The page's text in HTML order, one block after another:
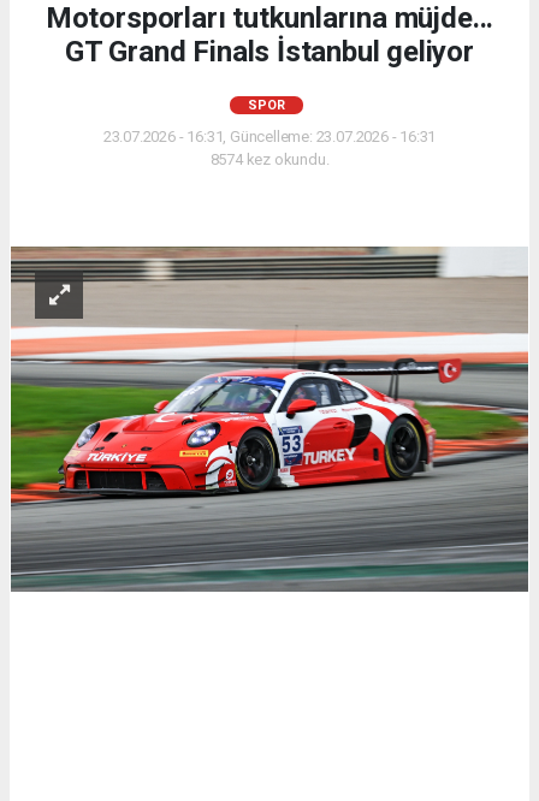
Motorsporları tutkunlarına müjde...
GT Grand Finals İstanbul geliyor
SPOR
23.07.2026 - 16:31, Güncelleme: 23.07.2026 - 16:31
8574 kez okundu.